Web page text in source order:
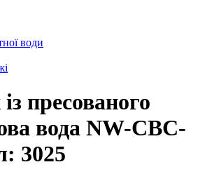
води
пресованого
вода NW-CBC-
3025